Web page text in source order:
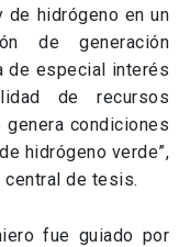
hidrógeno en un
de generación
de especial interés
de recursos
condiciones
hidrógeno verde”,
de tesis.
fue guiado por